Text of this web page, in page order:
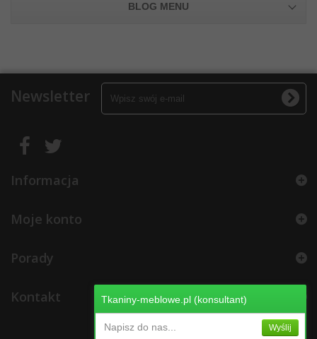
BLOG MENU
Newsletter
Informacja
Moje konto
Porady
Kontakt Tkaniny-meblowe.pl (konsultant)
Napisz do nas... Wyślij